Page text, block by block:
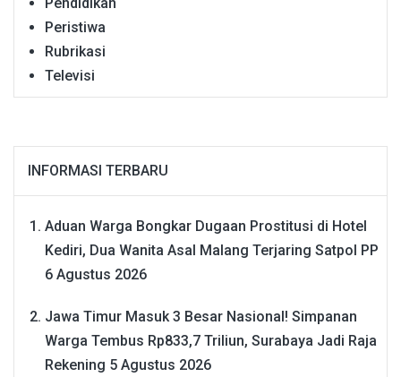
Peristiwa
Rubrikasi
Televisi
INFORMASI TERBARU
Aduan Warga Bongkar Dugaan Prostitusi di Hotel
Kediri, Dua Wanita Asal Malang Terjaring Satpol PP
6 Agustus 2026
Jawa Timur Masuk 3 Besar Nasional! Simpanan
Warga Tembus Rp833,7 Triliun, Surabaya Jadi Raja
Rekening 5 Agustus 2026